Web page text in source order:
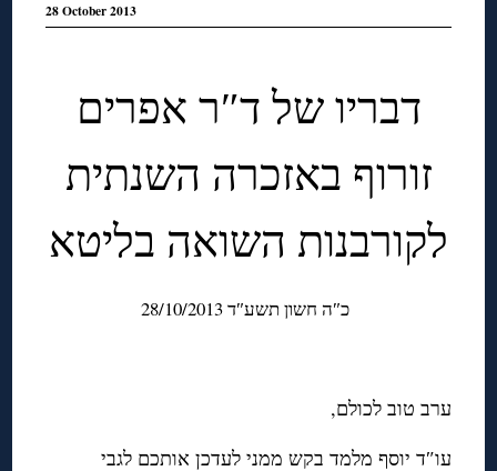
28 October 2013
דבריו של ד″ר אפרים
זורוף באזכרה השנתית
לקורבנות השואה בליטא
כ″ה חשון תשע″ד 28/10/2013
ערב טוב לכולם,
עו″ד יוסף מלמד בקש ממני לעדכן אותכם לגבי